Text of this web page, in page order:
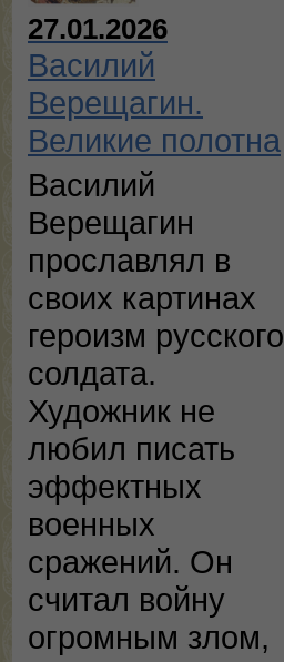
27.01.2026
Василий
Верещагин.
Великие полотна
Василий
Верещагин
прославлял в
своих картинах
героизм русского
солдата.
Художник не
любил писать
эффектных
военных
сражений. Он
считал войну
огромным злом,